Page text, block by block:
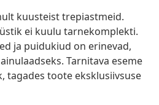
kuusteist trepiastmeid.
ei kuulu tarnekomplekti.
ja puidukiud on erinevad,
Tarnitava eseme
tagades toote eksklusiivsuse